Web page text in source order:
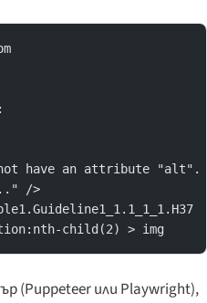
have an attribute "alt".
/>
child(2) > img
(Puppeteer или Playwright),